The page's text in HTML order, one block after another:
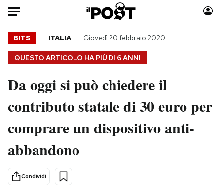
Auto
HOME
Italia
Politica
Tecnologia
Internet
Scienza
Cultura
Economia
Moda
Consumismi
Storie/Idee
QUESTO ARTICOLO HA PIÙ DI 6 ANNI
BITS ITALIA Giovedì 20 febbraio 2020
Da oggi si può chiedere il
contributo statale di 30 euro per
comprare un dispositivo anti-
abbandono
Condividi